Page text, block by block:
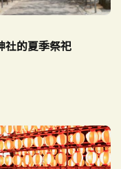
社的夏季祭祀